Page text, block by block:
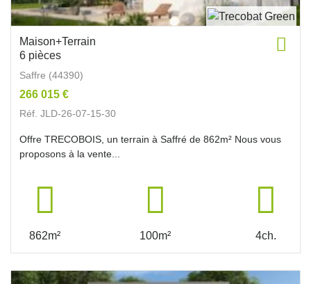
Maison+Terrain
6 pièces
Saffre (44390)
266 015 €
Réf. JLD-26-07-15-30
Offre TRECOBOIS, un terrain à Saffré de 862m² Nous vous
proposons à la vente...
862m² 100m² 4ch.